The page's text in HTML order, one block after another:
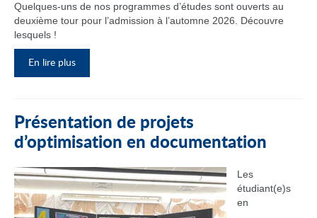
Quelques-uns de nos programmes d’études sont ouverts au
deuxième tour pour l’admission à l’automne 2026. Découvre
lesquels !
En lire plus
Présentation de projets
d’optimisation en documentation
Les
étudiant(e)s
en